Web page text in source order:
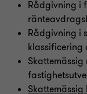
Rådgivning i
Rådgivning i
klassificering
Skattemässig